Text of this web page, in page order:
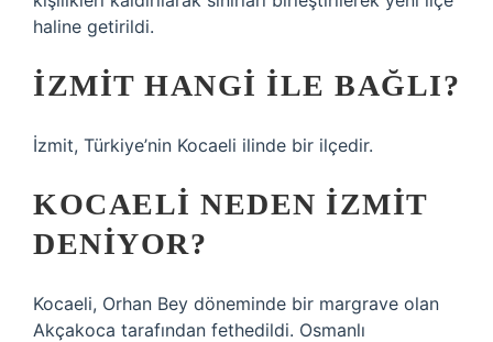
haline getirildi.
İZMIT HANGI ILE BAĞLI?
İzmit, Türkiye’nin Kocaeli ilinde bir ilçedir.
KOCAELI NEDEN İZMIT
DENIYOR?
Kocaeli, Orhan Bey döneminde bir margrave olan
Akçakoca tarafından fethedildi. Osmanlı